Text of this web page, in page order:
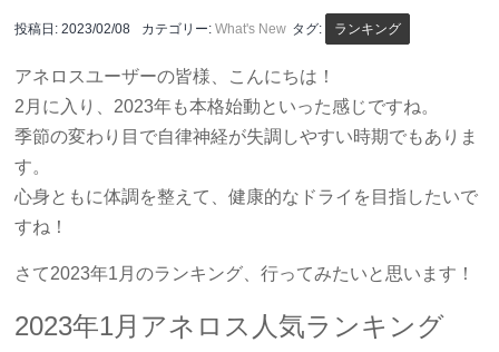
投稿日:2023/02/08 カテゴリー:What's New タグ: ランキング
アネロスユーザーの皆様、こんにちは！
2月に入り、2023年も本格始動といった感じですね。
季節の変わり目で自律神経が失調しやすい時期でもありま
す。
心身ともに体調を整えて、健康的なドライを目指したいで
すね！
さて2023年1月のランキング、行ってみたいと思います！
2023年1月アネロス人気ランキング